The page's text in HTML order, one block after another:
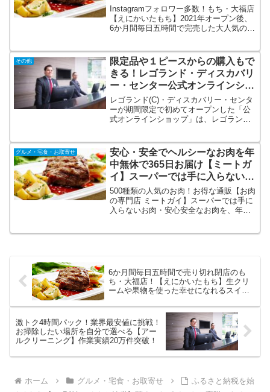
幸せになれるスイーツ大福
Instagramフォロワー多数！もち・大福店
【えにかいたもち】2021年オープン後、
6か月間毎日五時間で完売した大人気のお
の原料を北海道産で仕上げており、店内
で作り提供しております。
その他
限定品や１ピースからの購入もで
きる！レゴランド・ディスカバリ
ー・センター公式オンラインショ
ップ
レゴランド(C)・ディスカバリー・センタ
ーが期間限定で初めてオープンした「公
式オンラインショップ」は、レゴランド
に入らない特別パッケージや特別価格で
の商品を販売しています。
グルメ・宅食・お取寄せ
安心・安全でヘルシーなお肉を年
中無休で365日お届け【ミートガ
イ】スーパーでは手に入らないユ
ニークなお肉がたくさん！BBQ
にも！
500種類の人気のお肉！お得な通販【お肉
の専門店 ミートガイ】スーパーでは手に
入らないお肉・安心安全なお肉を、年中
6か月間毎日五時間で売り切れ閉店のも
ち・大福店！【えにかいたもち】生クリ
ームや果物を使った幸せになれるスイー
激トク4時間パック！業界最安値に挑戦！
お掃除したい場所を自分で選べる【アー
ルクリーニング】作業実績20万件突破！
ホーム グルメ・宅食・お取寄せ
ふるさと納税を始